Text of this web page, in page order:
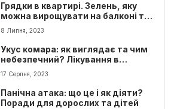
Грядки в квартирі. Зелень, яку
можна вирощувати на балконі та
підвіконні
8 Липня, 2023
Укус комара: як виглядає та чим
небезпечний? Лікування в
домашніх умовах.
17 Серпня, 2023
Панічна атака: що це і як діяти?
Поради для дорослих та дітей